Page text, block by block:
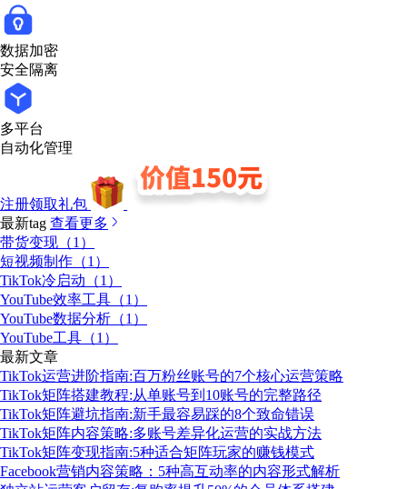
数据加密
安全隔离
多平台
自动化管理
注册领取礼包
最新tag 查看更多
带货变现（1）
短视频制作（1）
TikTok冷启动（1）
YouTube效率工具（1）
YouTube数据分析（1）
YouTube工具（1）
最新文章
TikTok运营进阶指南:百万粉丝账号的7个核心运营策略
TikTok矩阵搭建教程:从单账号到10账号的完整路径
TikTok矩阵避坑指南:新手最容易踩的8个致命错误
TikTok矩阵内容策略:多账号差异化运营的实战方法
TikTok矩阵变现指南:5种适合矩阵玩家的赚钱模式
Facebook营销内容策略：5种高互动率的内容形式解析